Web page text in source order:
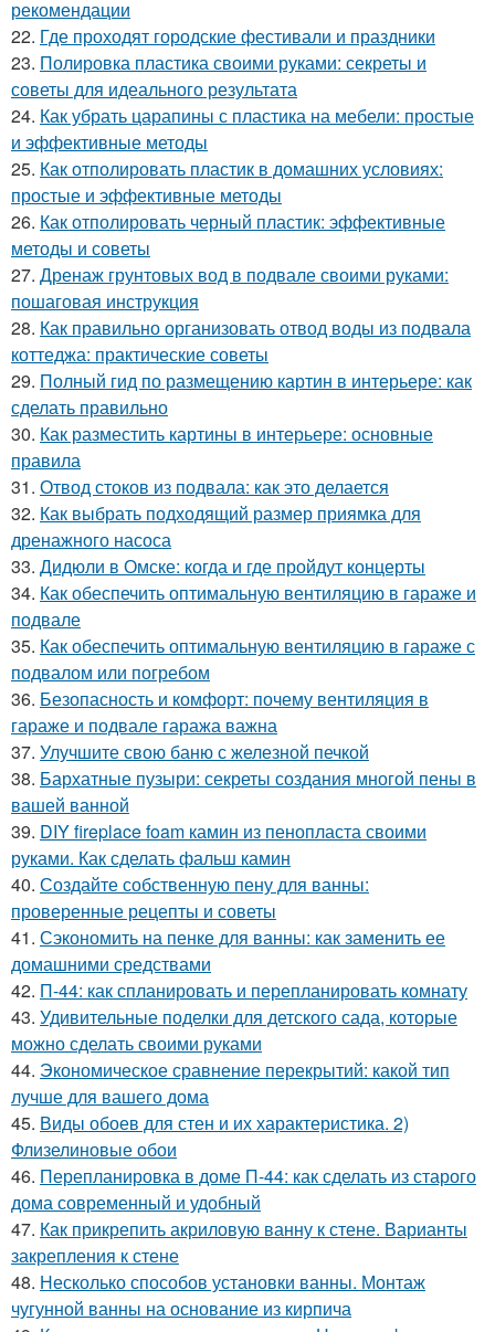
рекомендации
22. Где проходят городские фестивали и праздники
23. Полировка пластика своими руками: секреты и
советы для идеального результата
24. Как убрать царапины с пластика на мебели: простые
и эффективные методы
25. Как отполировать пластик в домашних условиях:
простые и эффективные методы
26. Как отполировать черный пластик: эффективные
методы и советы
27. Дренаж грунтовых вод в подвале своими руками:
пошаговая инструкция
28. Как правильно организовать отвод воды из подвала
коттеджа: практические советы
29. Полный гид по размещению картин в интерьере: как
сделать правильно
30. Как разместить картины в интерьере: основные
правила
31. Отвод стоков из подвала: как это делается
32. Как выбрать подходящий размер приямка для
дренажного насоса
33. Дидюли в Омске: когда и где пройдут концерты
34. Как обеспечить оптимальную вентиляцию в гараже и
подвале
35. Как обеспечить оптимальную вентиляцию в гараже с
подвалом или погребом
36. Безопасность и комфорт: почему вентиляция в
гараже и подвале гаража важна
37. Улучшите свою баню с железной печкой
38. Бархатные пузыри: секреты создания многой пены в
вашей ванной
39. DIY fireplace foam камин из пенопласта своими
руками. Как сделать фальш камин
40. Создайте собственную пену для ванны:
проверенные рецепты и советы
41. Сэкономить на пенке для ванны: как заменить ее
домашними средствами
42. П-44: как спланировать и перепланировать комнату
43. Удивительные поделки для детского сада, которые
можно сделать своими руками
44. Экономическое сравнение перекрытий: какой тип
лучше для вашего дома
45. Виды обоев для стен и их характеристика. 2)
Флизелиновые обои
46. Перепланировка в доме П-44: как сделать из старого
дома современный и удобный
47. Как прикрепить акриловую ванну к стене. Варианты
закрепления к стене
48. Несколько способов установки ванны. Монтаж
чугунной ванны на основание из кирпича